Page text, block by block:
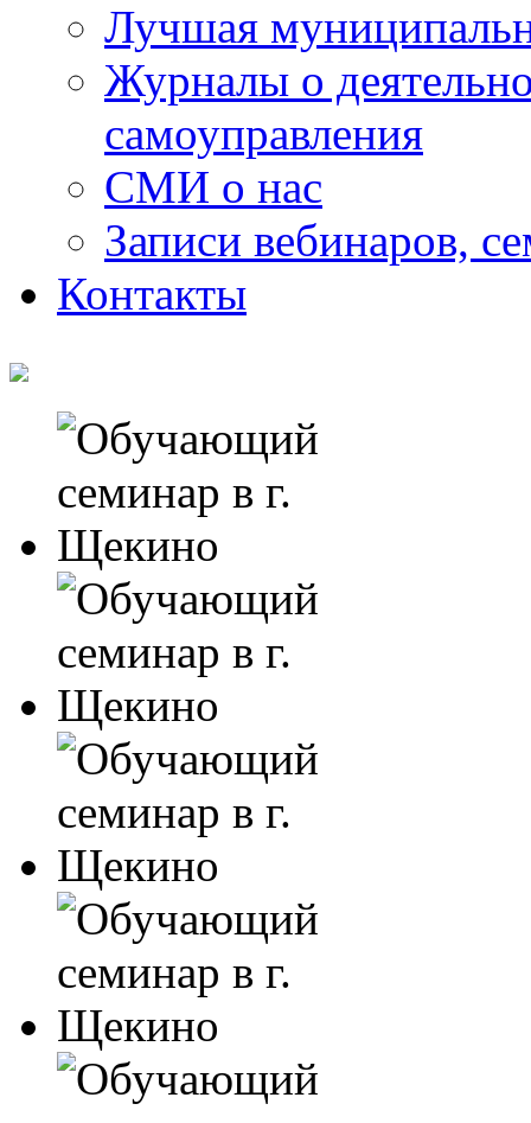
Лучшая
Журналы о
самоуправления
СМИ о нас
Записи вебинаров,
Контакты